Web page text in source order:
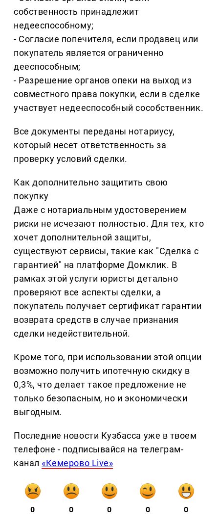
собственность принадлежит
недееспособному;
- Согласие попечителя, если продавец или
покупатель является ограниченно
дееспособным;
- Разрешение органов опеки на выход из
совместного права покупки, если в сделке
участвует недееспособный сособственник.
Все документы переданы нотариусу,
который несет ответственность за
проверку условий сделки.
Как дополнительно защитить свою
покупку
Даже с нотариальным удостоверением
риски не исчезают полностью. Для тех, кто
хочет дополнительной защиты,
существуют сервисы, такие как "Сделка с
гарантией" на платформе Домклик. В
рамках этой услуги юристы детально
проверяют все аспекты сделки, а
покупатель получает сертификат гарантии
возврата средств в случае признания
сделки недействительной.
Кроме того, при использовании этой опции
возможно получить ипотечную скидку в
0,3%, что делает такое предложение не
только безопасным, но и экономически
выгодным.
Последние новости Кузбасса уже в твоем
телефоне - подписывайся на телеграм-
канал «Кемерово Live»
0 0 0 0 0